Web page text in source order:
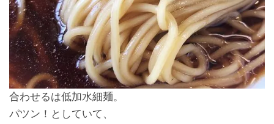
合わせるは低加水細麺。
パツン！としていて、